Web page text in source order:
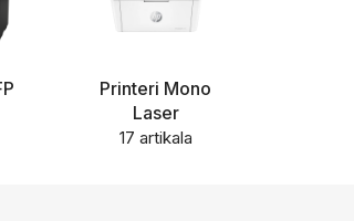
Printeri Mono
Laser
17 artikala